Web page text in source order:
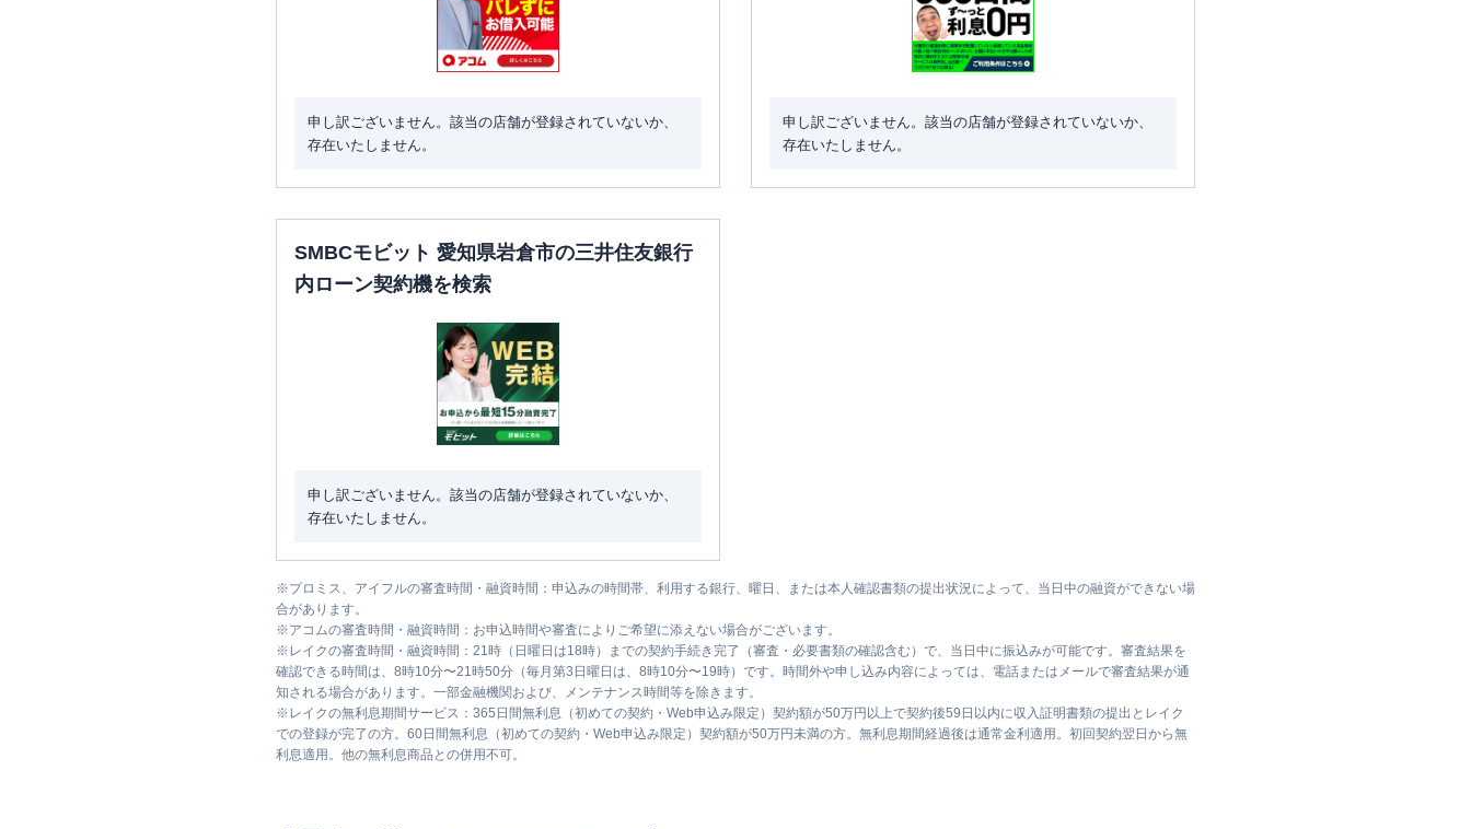
申し訳ございません。該当の店舗が登録されていないか、
存在いたしません。
申し訳ございません。該当の店舗が登録されていないか、
存在いたしません。
SMBCモビット 愛知県岩倉市の三井住友銀行
内ローン契約機を検索
申し訳ございません。該当の店舗が登録されていないか、
存在いたしません。
※プロミス、アイフルの審査時間・融資時間：申込みの時間帯、利用する銀行、曜日、または本人確認書類の提出状況によって、当日中の融資ができない場
合があります。
※アコムの審査時間・融資時間：お申込時間や審査によりご希望に添えない場合がございます。
※ レイクの審査時間・融資時間：21時（日曜日は18時）までの契約手続き完了（審査・必要書類の確認含む）で、当日中に振込みが可能です。審査結果を
確認できる時間は、8時10分〜21時50分（毎月第3日曜日は、8時10分〜19時）です。時間外や申し込み内容によっては、電話またはメールで審査結果が通
知される場合があります。一部金融機関および、メンテナンス時間等を除きます。
※ レイクの無利息期間サービス：365日間無利息（初めての契約・Web申込み限定）契約額が50万円以上で契約後59日以内に収入証明書類の提出とレイク
での登録が完了の方。60日間無利息（初めての契約・Web申込み限定）契約額が50万円未満の方。無利息期間経過後は通常金利適用。初回契約翌日から無
利息適用。他の無利息商品との併用不可。